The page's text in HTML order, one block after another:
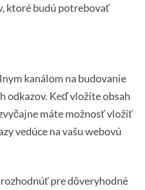
ktoré budú potrebovať
kanálom na budovanie
odkazov. Keď vložíte obsah
máte možnosť vložiť
vedúce na vašu webovú
pre dôveryhodné